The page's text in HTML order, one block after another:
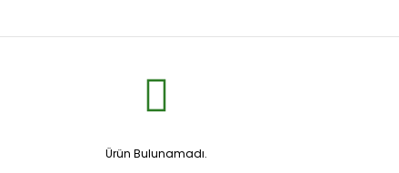
Ürün Bulunamadı.